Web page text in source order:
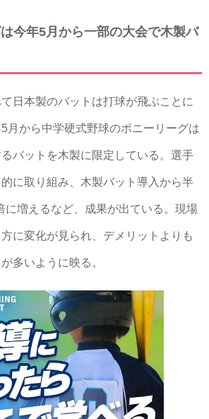
今年5月から一部の大会で木製バ
日本製のバットは打球が飛ぶことに
月から中学硬式野球のポニーリーグは
バットを木製に限定している。選手
に取り組み、木製バット導入から半
に増えるなど、成果が出ている。現場
に変化が見られ、デメリットよりも
多いように映る。